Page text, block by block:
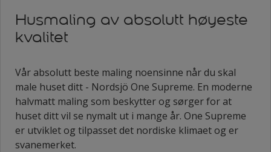
Husmaling av absolutt høyeste
kvalitet
Vår absolutt beste maling noensinne når du skal
male huset ditt - Nordsjö One Supreme. En moderne
halvmatt maling som beskytter og sørger for at
huset ditt vil se nymalt ut i mange år. One Supreme
er utviklet og tilpasset det nordiske klimaet og er
svanemerket.